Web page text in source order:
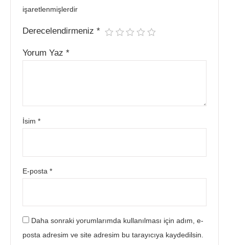
işaretlenmişlerdir
Derecelendirmeniz*
Yorum Yaz*
İsim*
E-posta*
Daha sonraki yorumlarımda kullanılması için adım, e-
posta adresim ve site adresim bu tarayıcıya kaydedilsin.